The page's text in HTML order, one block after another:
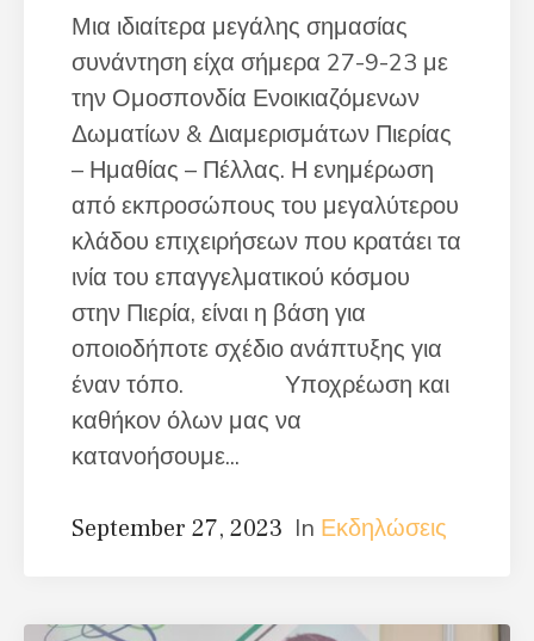
Μια ιδιαίτερα μεγάλης σημασίας
συνάντηση είχα σήμερα 27-9-23 με
την Ομοσπονδία Ενοικιαζόμενων
Δωματίων & Διαμερισμάτων Πιερίας
– Ημαθίας – Πέλλας. Η ενημέρωση
από εκπροσώπους του μεγαλύτερου
κλάδου επιχειρήσεων που κρατάει τα
ινία του επαγγελματικού κόσμου
στην Πιερία, είναι η βάση για
οποιοδήποτε σχέδιο ανάπτυξης για
έναν τόπο. Υποχρέωση και
καθήκον όλων μας να
κατανοήσουμε...
September 27, 2023 In Εκδηλώσεις